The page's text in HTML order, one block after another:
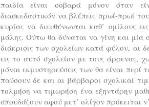
παιδία είναι σοβαρά μόνον όταν
διασκεδαστικόν να βλέπεις πρωί-πρωί
κυρίας να διευθύνωνται καθ’ ομίλους
μάλης. Ούτω θα δύναται να γίνη και μία
διάκρισις των σχολείων κατά φύλον, αι
εις το αυτό σχολείον με τους άρρενας,
μόναι εκμυστηρεύσεις των θα είναι
παύσουν δε και αι βάρβαροι σχολικαί
τολμήση να τιμωρήση ένα εξηντάρην
σπουδάζουν αφού μετ’ ολίγον πρόκειται